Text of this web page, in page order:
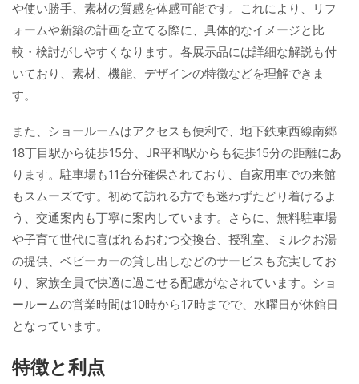
や使い勝手、素材の質感を体感可能です。これにより、リフ
ォームや新築の計画を立てる際に、具体的なイメージと比
較・検討がしやすくなります。各展示品には詳細な解説も付
いており、素材、機能、デザインの特徴などを理解できま
す。
また、ショールームはアクセスも便利で、地下鉄東西線南郷
18丁目駅から徒歩15分、JR平和駅からも徒歩15分の距離にあ
ります。駐車場も11台分確保されており、自家用車での来館
もスムーズです。初めて訪れる方でも迷わずたどり着けるよ
う、交通案内も丁寧に案内しています。さらに、無料駐車場
や子育て世代に喜ばれるおむつ交換台、授乳室、ミルクお湯
の提供、ベビーカーの貸し出しなどのサービスも充実してお
り、家族全員で快適に過ごせる配慮がなされています。ショ
ールームの営業時間は10時から17時までで、水曜日が休館日
となっています。
特徴と利点